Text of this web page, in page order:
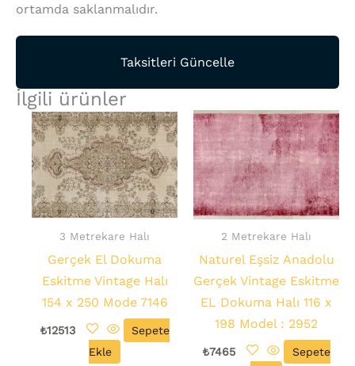
ortamda saklanmalıdır.
Taksitleri Güncelle
İlgili ürünler
3 Metrekare Halı
Gerçek El Dokuma
Eskitme Vintage Halı
154 x 250 Mode 7146
₺12513
Sepete
Ekle
2 Metrekare Halı
Naturel Eşsiz Anadolu
Gerçek Vintage Eskitme
EL Dokuma Halı 116 x
198 Model : 2952
₺7465
Sepete